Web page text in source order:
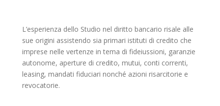
L’esperienza dello Studio nel diritto bancario risale alle
sue origini assistendo sia primari istituti di credito che
imprese nelle vertenze in tema di fideiussioni, garanzie
autonome, aperture di credito, mutui, conti correnti,
leasing, mandati fiduciari nonché azioni risarcitorie e
revocatorie.